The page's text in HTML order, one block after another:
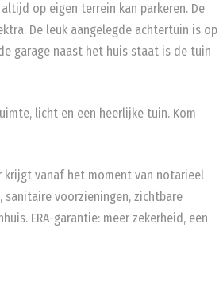
op eigen terrein kan parkeren. De
De leuk aangelegde achtertuin is op
garage naast het huis staat is de tuin
licht en een heerlijke tuin. Kom
krijgt vanaf het moment van notarieel
voorzieningen, zichtbare
ERA-garantie: meer zekerheid, een